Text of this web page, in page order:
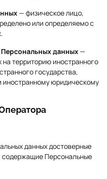
— физическое лицо,
или определяемо с
данных—
территорию иностранного
государства,
иностранному юридическому
данных достоверные
Персональные